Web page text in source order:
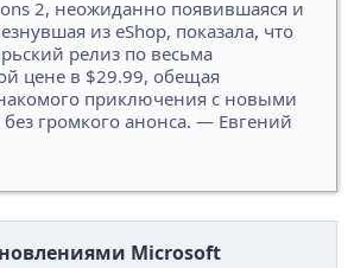
2, неожиданно появившаяся и
из eShop, показала, что
релиз по весьма
цене в $29.99, обещая
приключения с новыми
громкого анонса. — Евгений
Microsoft